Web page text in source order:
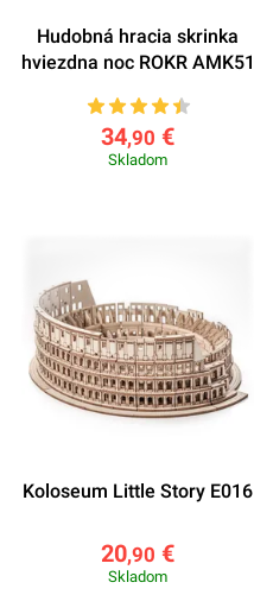
Hudobná hracia skrinka
hviezdna noc ROKR AMK51
34,90 €
Skladom
Koloseum Little Story E016
20,90 €
Skladom